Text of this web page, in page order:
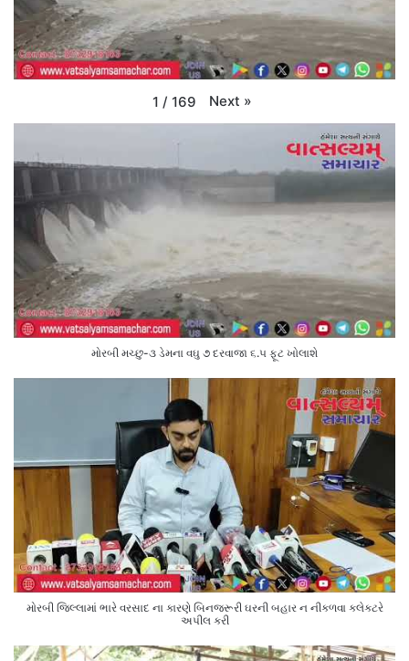
1 / 169 Next »
મોરબી મચ્છુ-૩ ડેમના વઘુ ૭ દરવાજા ૬.૫ ફૂટ ખોલાશે
મોરબી જિલ્લામાં ભારે વરસાદ ના કારણે બિનજરૂરી ઘરની બહાર ન નીકળવા કલેક્ટરે
અપીલ કરી